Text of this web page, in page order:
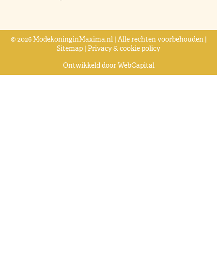
© 2026 ModekoninginMaxima.nl | Alle rechten voorbehouden |
Sitemap | Privacy & cookie policy
Ontwikkeld doorWebCapital